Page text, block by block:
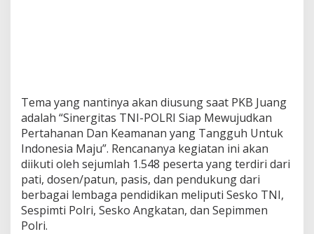
Tema yang nantinya akan diusung saat PKB Juang
adalah “Sinergitas TNI-POLRI Siap Mewujudkan
Pertahanan Dan Keamanan yang Tangguh Untuk
Indonesia Maju”. Rencananya kegiatan ini akan
diikuti oleh sejumlah 1.548 peserta yang terdiri dari
pati, dosen/patun, pasis, dan pendukung dari
berbagai lembaga pendidikan meliputi Sesko TNI,
Sespimti Polri, Sesko Angkatan, dan Sepimmen
Polri.